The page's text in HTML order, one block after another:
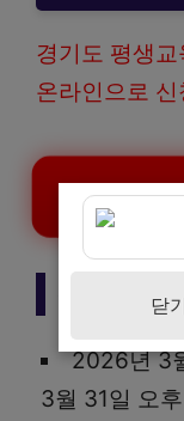
경기도 평생
온라인으로
경기도
신청기간
2026년 3
3월 31일 오
닫